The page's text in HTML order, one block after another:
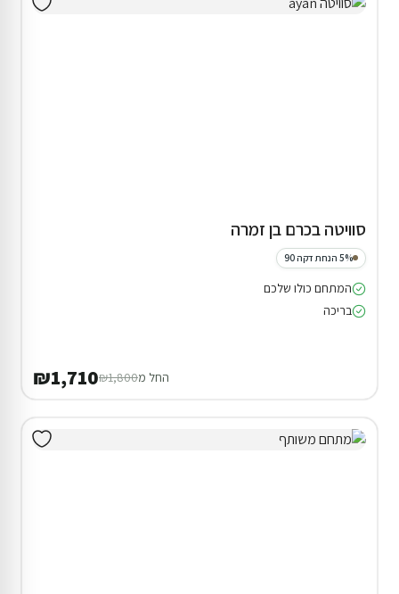
סוויטה בכרם בן זמרה
5% הנחת דקה 90
המתחם כולו שלכם
בריכה
החל מ₪1,800
₪1,710